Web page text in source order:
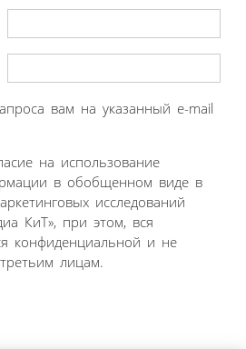
вам на указанный e-mail
на использование
в обобщенном виде в
исследований
КиТ», при этом, вся
конфиденциальной и не
лицам.